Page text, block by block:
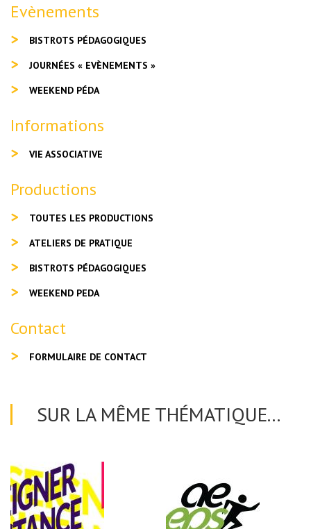
Evènements
BISTROTS PÉDAGOGIQUES
JOURNÉES « EVÈNEMENTS »
WEEKEND PÉDA
Informations
VIE ASSOCIATIVE
Productions
TOUTES LES PRODUCTIONS
ATELIERS DE PRATIQUE
BISTROTS PÉDAGOGIQUES
WEEKEND PEDA
Contact
FORMULAIRE DE CONTACT
SUR LA MÊME THÉMATIQUE...